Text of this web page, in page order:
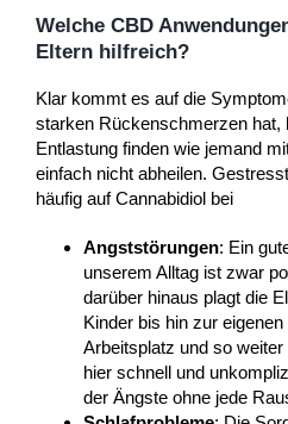
Welche CBD
Eltern hilfreich?
Klar kommt es auf die
starken Rückenschmerzen hat,
Entlastung finden wie jemand
einfach nicht abheilen.
häufig auf Cannabidiol bei
Angststörungen: Ein
unserem Alltag ist zwar
darüber hinaus plagt die
Kinder bis hin zur
Arbeitsplatz und so
hier schnell und
der Ängste ohne jede